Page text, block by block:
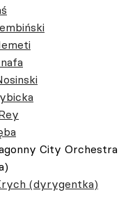
City Orchestra
(dyrygentka)